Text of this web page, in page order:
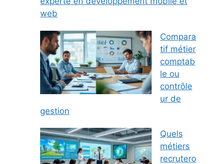
web
Compara
tif métier
comptab
le ou
contrôle
ur de
gestion
Quels
métiers
recrutero